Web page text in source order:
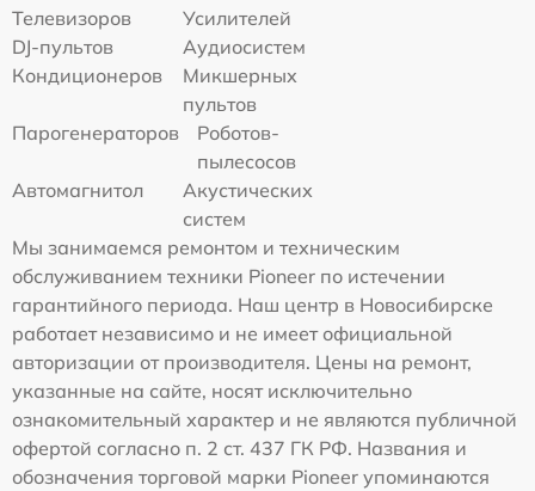
Телевизоров
Усилителей
DJ-пультов
Аудиосистем
Кондиционеров
Микшерных
пультов
Парогенераторов
Роботов-
пылесосов
Автомагнитол
Акустических
систем
Мы занимаемся ремонтом и техническим
обслуживанием техники Pioneer по истечении
гарантийного периода. Наш центр в Новосибирске
работает независимо и не имеет официальной
авторизации от производителя. Цены на ремонт,
указанные на сайте, носят исключительно
ознакомительный характер и не являются публичной
офертой согласно п. 2 ст. 437 ГК РФ. Названия и
обозначения торговой марки Pioneer упоминаются